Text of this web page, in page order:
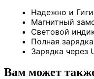
Надежно и
Магнитный
Световой
Полная
Зарядка через
Вам может